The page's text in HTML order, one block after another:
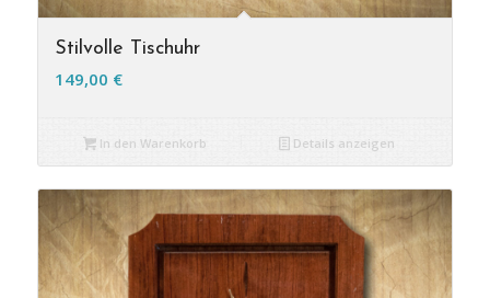
Stilvolle Tischuhr
149,00 €
In den Warenkorb Details anzeigen